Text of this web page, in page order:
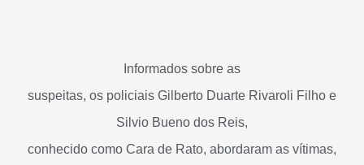
Informados sobre as
suspeitas, os policiais Gilberto Duarte Rivaroli Filho e
Silvio Bueno dos Reis,
conhecido como Cara de Rato, abordaram as vítimas,